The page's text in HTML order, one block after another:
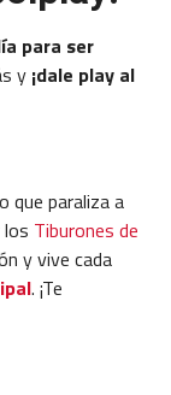
para ser
y ¡dale play al
que paraliza a
Tiburones de
y vive cada
. ¡Te